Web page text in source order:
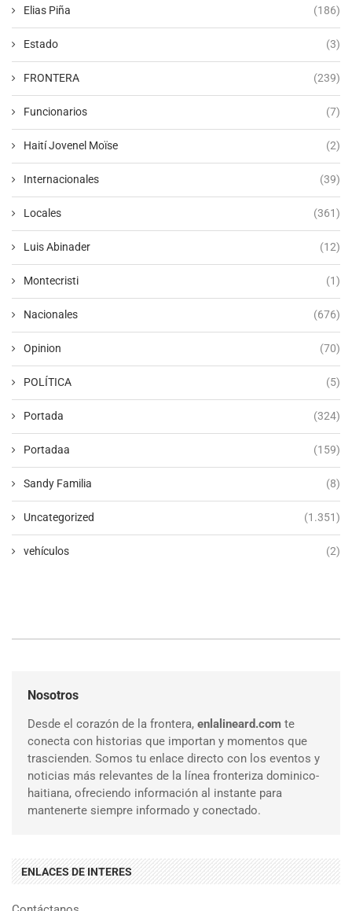
Elias Piña (186)
Estado (3)
FRONTERA (239)
Funcionarios (7)
Haití Jovenel Moïse (2)
Internacionales (39)
Locales (361)
Luis Abinader (12)
Montecristi (1)
Nacionales (676)
Opinion (70)
POLÍTICA (5)
Portada (324)
Portadaa (159)
Sandy Familia (8)
Uncategorized (1.351)
vehículos (2)
Nosotros
Desde el corazón de la frontera, enlalineard.com te
conecta con historias que importan y momentos que
trascienden. Somos tu enlace directo con los eventos y
noticias más relevantes de la línea fronteriza dominico-
haitiana, ofreciendo información al instante para
mantenerte siempre informado y conectado.
ENLACES DE INTERES